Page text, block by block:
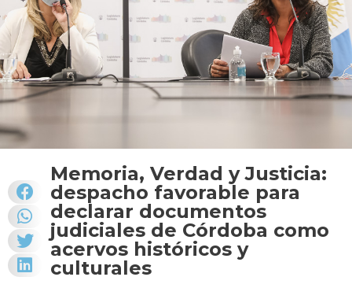
Memoria, Verdad y Justicia:
despacho favorable para
declarar documentos
judiciales de Córdoba como
acervos históricos y
culturales